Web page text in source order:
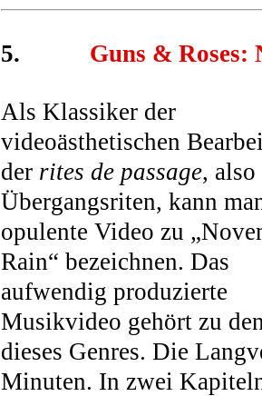
5. Guns & Roses:
Als Klassiker der
videoästhetischen
der rites de passage, also
Übergangsriten, kann
opulente Video zu
Rain“ bezeichnen. Das
aufwendig produzierte
Musikvideo gehört zu
dieses Genres. Die
Minuten. In zwei